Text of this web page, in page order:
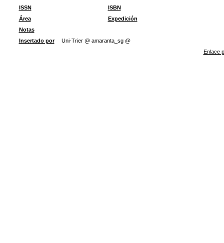
ISSN
ISBN
Área
Expedición
Notas
Insertado por
Uni-Trier @ amaranta_sg @
Enlace